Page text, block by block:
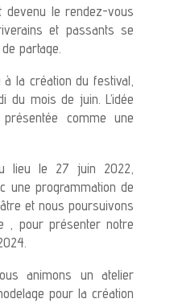
devenu le rendez-vous
et passants se
partage.
à la création du festival,
du mois de juin. L’idée
présentée comme une
lieu le 27 juin 2022,
une programmation de
et nous poursuivons
, pour présenter notre
animons un atelier
pour la création